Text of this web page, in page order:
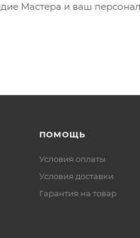
Мастера и ваш
ПОМОЩЬ
Условия оплаты
Условия доставки
Гарантия на товар